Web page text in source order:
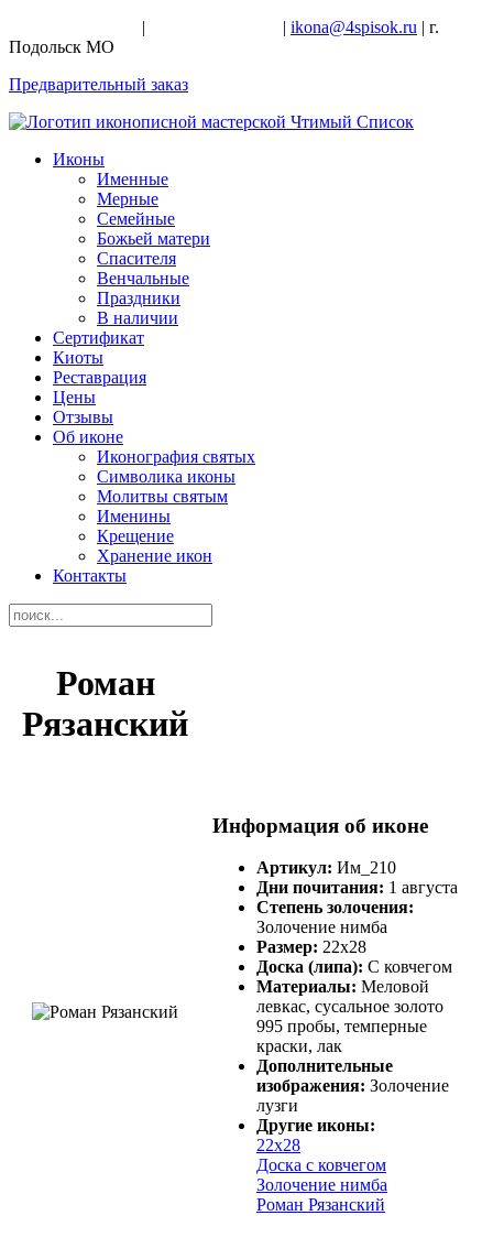
| | ikona@4spisok.ru | г.
Подольск МО
Предварительный заказ
Иконы
Именные
Мерные
Семейные
Божьей матери
Спасителя
Венчальные
Праздники
В наличии
Сертификат
Киоты
Реставрация
Цены
Отзывы
Об иконе
Иконография святых
Символика иконы
Молитвы святым
Именины
Крещение
Хранение икон
Контакты
Роман
Рязанский
Информация об иконе
Артикул: Им_210
Дни почитания: 1 августа
Степень золочения:
Золочение нимба
Размер: 22х28
Доска (липа): С ковчегом
Материалы: Меловой
левкас, сусальное золото
995 пробы, темперные
краски, лак
Дополнительные
изображения: Золочение
лузги
Другие иконы:
22х28
Доска с ковчегом
Золочение нимба
Роман Рязанский